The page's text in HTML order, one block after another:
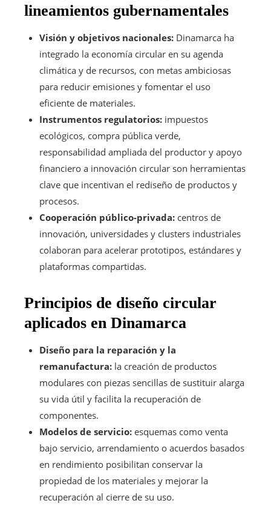
lineamientos gubernamentales
Visión y objetivos nacionales: Dinamarca ha
integrado la economía circular en su agenda
climática y de recursos, con metas ambiciosas
para reducir emisiones y fomentar el uso
eficiente de materiales.
Instrumentos regulatorios: impuestos
ecológicos, compra pública verde,
responsabilidad ampliada del productor y apoyo
financiero a innovación circular son herramientas
clave que incentivan el rediseño de productos y
procesos.
Cooperación público-privada: centros de
innovación, universidades y clusters industriales
colaboran para acelerar prototipos, estándares y
plataformas compartidas.
Principios de diseño circular
aplicados en Dinamarca
Diseño para la reparación y la
remanufactura: la creación de productos
modulares con piezas sencillas de sustituir alarga
su vida útil y facilita la recuperación de
componentes.
Modelos de servicio: esquemas como venta
bajo servicio, arrendamiento o acuerdos basados
en rendimiento posibilitan conservar la
propiedad de los materiales y mejorar la
recuperación al cierre de su uso.